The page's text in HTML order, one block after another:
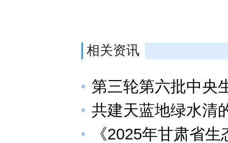
相关资讯
第三轮第六批中央
共建天蓝地绿水清
《2025年甘肃省